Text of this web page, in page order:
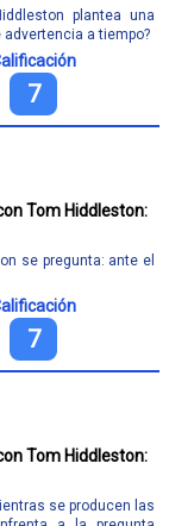
plantea una
a tiempo?
7
Tom Hiddleston:
se pregunta: ante el
7
Tom Hiddleston:
se producen las